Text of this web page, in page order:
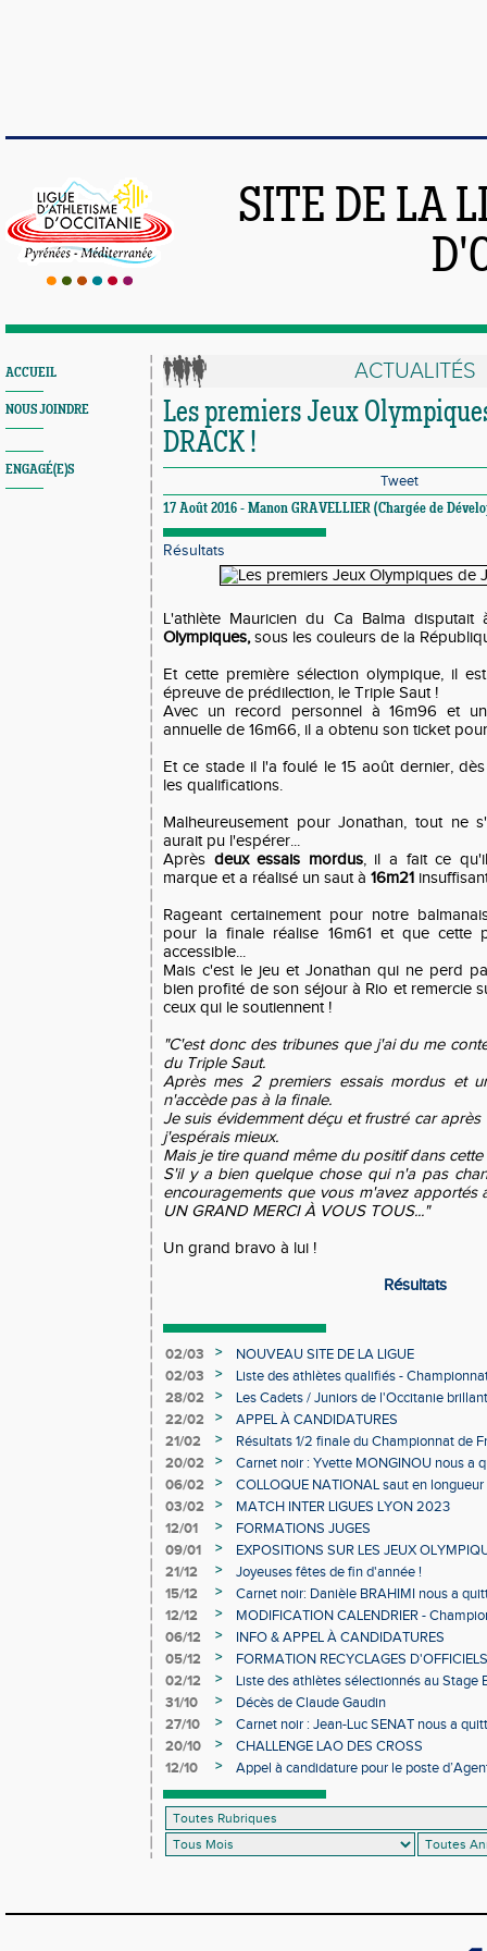
SITE DE LA
ACCUEIL
NOUS JOINDRE
ENGAGÉ(E)S
ACTUALITÉS
Les premiers Jeux
DRACK !
Tweet
17 Août 2016 - Manon GRAVELLIER (Chargée de
Résultats
L'athlète Mauricien du Ca Balma
Olympiques,sous les couleurs de la
Et cette première sélection olympique, il
épreuve de prédilection, le Triple Saut !
Avec un record personnel à 16m96 et
annuelle de 16m66, il a obtenu son ticket
Et ce stade il l'a foulé le 15 août dernier,
les qualifications.
Malheureusement pour Jonathan, tout ne
aurait pu l'espérer...
Après deux essais mordus, il a fait ce
marque et a réalisé un saut à 16m21
Rageant certainement pour notre
pour la finale réalise 16m61 et que cette
accessible...
Mais c'est le jeu et Jonathan qui ne perd
bien profité de son séjour à Rio et remercie
ceux qui le soutiennent !
"C'est donc des tribunes que j'ai du me
du Triple Saut.
Après mes 2 premiers essais mordus et
n'accède pas à la finale.
Je suis évidemment déçu et frustré car
j'espérais mieux.
Mais je tire quand même du positif dans
S'il y a bien quelque chose qui n'a pas
encouragements que vous m'avez apportés
UN GRAND MERCI À VOUS TOUS..."
Un grand bravo à lui !
Résultats
02/03 >
NOUVEAU SITE DE LA LIGUE
02/03
>
Liste des athlètes qualifiés -
Individuels en salle
28/02 >
Les Cadets / Juniors de l'Occitanie
22/02
>
APPEL À CANDIDATURES
21/02
>
Résultats 1/2 finale du Championnat de
20/02
>
Carnet noir : Yvette MONGINOU nous a
06/02
>
COLLOQUE NATIONAL saut en
03/02
>
MATCH INTER LIGUES LYON 2023
12/01
>
FORMATIONS JUGES
09/01
>
EXPOSITIONS SUR LES JEUX
21/12
>
Joyeuses fêtes de fin d'année !
15/12
>
Carnet noir: Danièle BRAHIMI nous a
12/12
>
MODIFICATION CALENDRIER -
06/12
>
INFO & APPEL À CANDIDATURES
05/12
>
FORMATION RECYCLAGES D'OFFICIELS
02/12
>
Liste des athlètes sélectionnés au Stage
31/10
>
Décès de Claude Gaudin
27/10
>
Carnet noir : Jean-Luc SENAT nous a
20/10
>
CHALLENGE LAO DES CROSS
12/10
>
Appel à candidature pour le poste